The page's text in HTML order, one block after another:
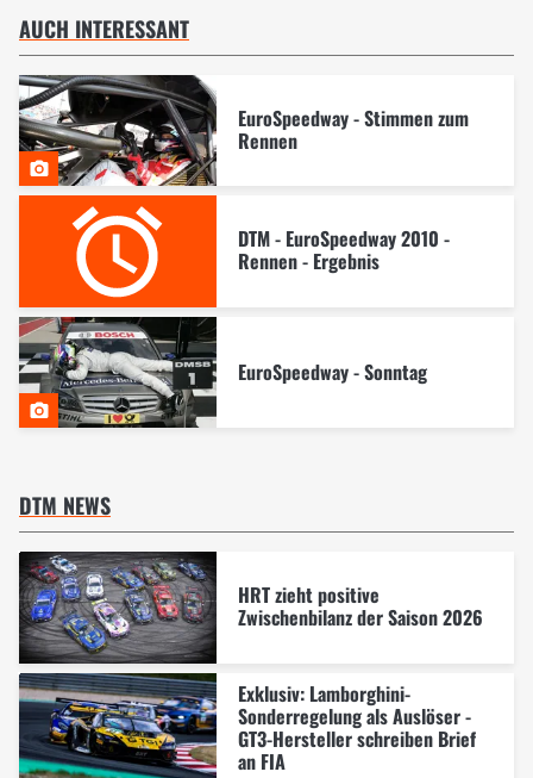
AUCH INTERESSANT
EuroSpeedway - Stimmen zum
Rennen
DTM - EuroSpeedway 2010 -
Rennen - Ergebnis
EuroSpeedway - Sonntag
DTM NEWS
HRT zieht positive
Zwischenbilanz der Saison 2026
Exklusiv: Lamborghini-
Sonderregelung als Auslöser -
GT3-Hersteller schreiben Brief
an FIA